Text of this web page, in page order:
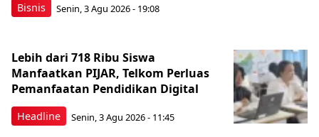
Bisnis Senin, 3 Agu 2026 - 19:08
Headline
Lebih dari 718 Ribu Siswa
Manfaatkan PIJAR, Telkom Perluas
Pemanfaatan Pendidikan Digital
Senin, 3 Agu 2026 - 11:45